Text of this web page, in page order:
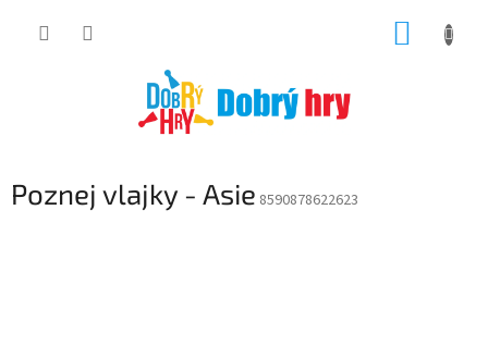
Poznej vlajky - Asie 8590878622623